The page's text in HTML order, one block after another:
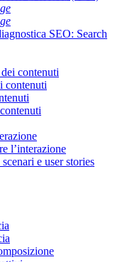
SEO: Search
contenuti
contenuti
l’interazione
e user stories